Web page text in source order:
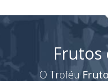
Frutos